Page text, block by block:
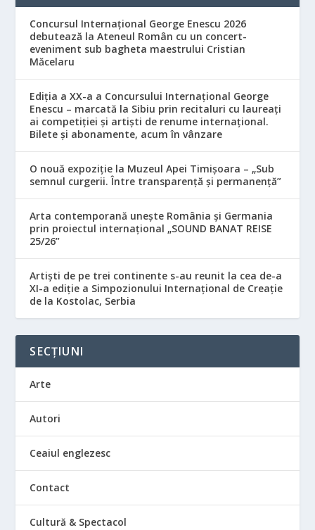
Concursul Internațional George Enescu 2026
debutează la Ateneul Român cu un concert-
eveniment sub bagheta maestrului Cristian
Măcelaru
Ediția a XX-a a Concursului Internațional George
Enescu – marcată la Sibiu prin recitaluri cu laureați
ai competiției și artiști de renume internațional.
Bilete și abonamente, acum în vânzare
O nouă expoziție la Muzeul Apei Timișoara – „Sub
semnul curgerii. Între transparență și permanență”
Arta contemporană unește România și Germania
prin proiectul internațional „SOUND BANAT REISE
25/26”
Artiști de pe trei continente s-au reunit la cea de-a
XI-a ediție a Simpozionului Internațional de Creație
de la Kostolac, Serbia
SECȚIUNI
Arte
Autori
Ceaiul englezesc
Contact
Cultură & Spectacol